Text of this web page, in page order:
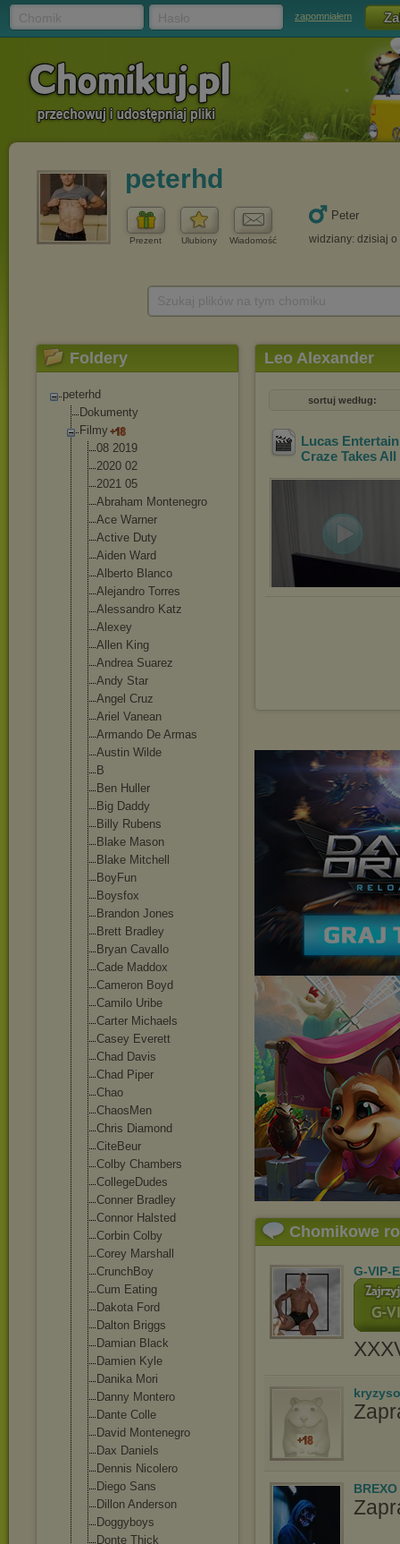
zapomniałem
peterhd
Prezent Ulubiony Wiadomość
Peter
widziany: dzisiaj o
Foldery
peterhd
Dokumenty
Filmy
08 2019
2020 02
2021 05
Abraham Montenegro
Ace Warner
Active Duty
Aiden Ward
Alberto Blanco
Alejandro Torres
Alessandro Katz
Alexey
Allen King
Andrea Suarez
Andy Star
Angel Cruz
Ariel Vanean
Armando De Armas
Austin Wilde
B
Ben Huller
Big Daddy
Billy Rubens
Blake Mason
Blake Mitchell
BoyFun
Boysfox
Brandon Jones
Brett Bradley
Bryan Cavallo
Cade Maddox
Cameron Boyd
Camilo Uribe
Carter Michaels
Casey Everett
Chad Davis
Chad Piper
Chao
ChaosMen
Chris Diamond
CiteBeur
Colby Chambers
CollegeDudes
Conner Bradley
Connor Halsted
Corbin Colby
Corey Marshall
CrunchBoy
Cum Eating
Dakota Ford
Dalton Briggs
Damian Black
Damien Kyle
Danika Mori
Danny Montero
Dante Colle
David Montenegro
Dax Daniels
Dennis Nicolero
Diego Sans
Dillon Anderson
Doggyboys
Donte Thick
Leo Alexander
sortuj według:
Lucas
Craze Takes
Chomikowe
G-VIP-
BREXO